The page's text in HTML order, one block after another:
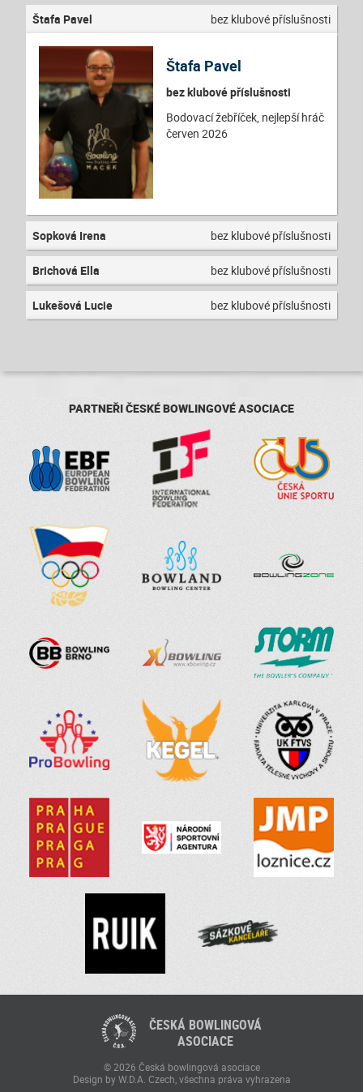
Štafa Pavel bez klubové příslušnosti
Štafa Pavel
bez klubové příslušnosti
Bodovací žebříček, nejlepší hráč
červen 2026
Sopková Irena bez klubové příslušnosti
Brichová Ella bez klubové příslušnosti
Lukešová Lucie bez klubové příslušnosti
PARTNEŘI ČESKÉ BOWLINGOVÉ ASOCIACE
ČESKÁ BOWLINGOVÁ
ASOCIACE
© 2026 Česká bowlingová asociace
Design by W.D.A. Czech, všechna práva vyhrazena